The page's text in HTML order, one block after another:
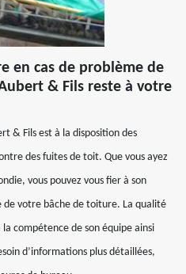
en cas de problème de
& Fils reste à votre
& Fils est à la disposition des
des fuites de toit. Que vous ayez
vous pouvez vous fier à son
de votre bâche de toiture. La qualité
compétence de son équipe ainsi
d’informations plus détaillées,